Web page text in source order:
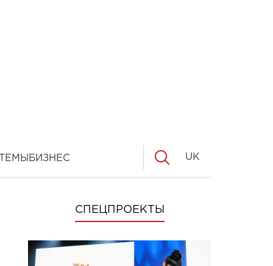
БИЗНЕС UK
СПЕЦПРОЕКТЫ